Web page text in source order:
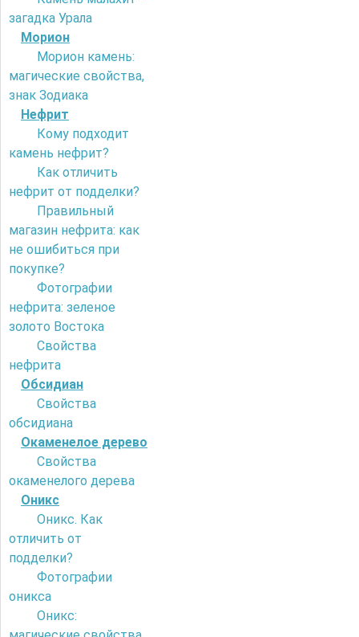
загадка Урала
Морион
Морион камень:
магические свойства,
знак Зодиака
Нефрит
Кому подходит
камень нефрит?
Как отличить
нефрит от подделки?
Правильный
магазин нефрита: как
не ошибиться при
покупке?
Фотографии
нефрита: зеленое
золото Востока
Свойства
нефрита
Обсидиан
Свойства
обсидиана
Окаменелое дерево
Свойства
окаменелого дерева
Оникс
Оникс. Как
отличить от
подделки?
Фотографии
оникса
Оникс: